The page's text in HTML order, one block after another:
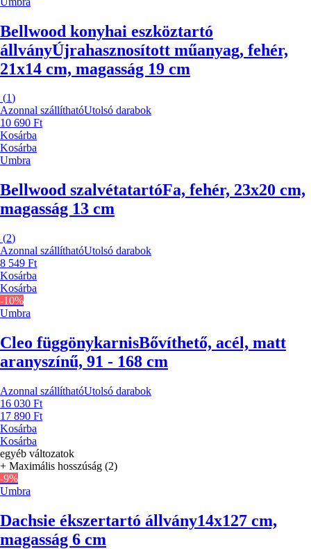
Bellwood konyhai eszköztartó
állványÚjrahasznosított műanyag, fehér,
21x14 cm, magasság 19 cm
(1)
Azonnal szállíthatóUtolsó darabok
10 690 Ft
Kosárba
Kosárba
Umbra
Bellwood szalvétatartóFa, fehér, 23x20 cm,
magasság 13 cm
(2)
Azonnal szállíthatóUtolsó darabok
8 549 Ft
Kosárba
Kosárba
-10%
Umbra
Cleo függönykarnisBővíthető, acél, matt
aranyszínű, 91 - 168 cm
Azonnal szállíthatóUtolsó darabok
16 030 Ft
17 890 Ft
Kosárba
Kosárba
egyéb változatok
+ Maximális hosszúság (2)
-9%
Umbra
Dachsie ékszertartó állvány14x127 cm,
magasság 6 cm